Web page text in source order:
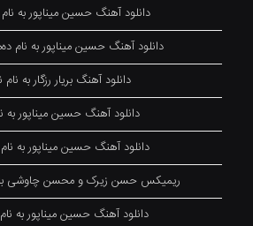
دانلود آهنگ حسین میناپور به
دانلود آهنگ حسین میناپور به نام
دانلود آهنگ بریار رزگار به نام
دانلود آهنگ حسین میناپور به
دانلود آهنگ حسین میناپور به نام
ریمیکس حسن زیرک و محسن چاوشی به
دانلود آهنگ حسین میناپور به